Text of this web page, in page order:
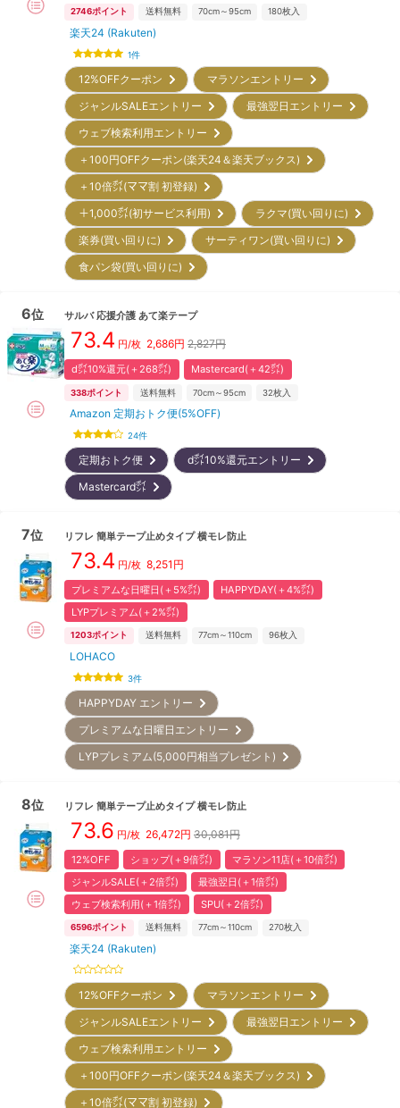
2746ポイント 送料無料 70cm～95cm 180枚入
楽天24 (Rakuten)
1件
12%OFFクーポン
マラソンエントリー
ジャンルSALEエントリー
最強翌日エントリー
ウェブ検索利用エントリー
＋100円OFFクーポン(楽天24＆楽天ブックス)
＋10倍㌽(ママ割 初登録)
＋1,000㌽(初サービス利用)
ラクマ(買い回りに)
楽券(買い回りに)
サーティワン(買い回りに)
食パン袋(買い回りに)
6位 サルバ 応援介護 あて楽テープ
73.4 円/枚 2,686円 2,827円
d㌽10%還元(＋268㌽) Mastercard(＋42㌽)
338ポイント 送料無料 70cm～95cm 32枚入
Amazon 定期おトク便(5%OFF)
24件
定期おトク便
d㌽10%還元エントリー
Mastercard㌽
7位 リフレ 簡単テープ止めタイプ 横モレ防止
73.4 円/枚 8,251 円
プレミアムな日曜日(＋5%㌽)
HAPPYDAY(＋4%㌽)
LYPプレミアム(＋2%㌽)
1203ポイント 送料無料 77cm～110cm 96枚入
LOHACO
3件
HAPPYDAY エントリー
プレミアムな日曜日エントリー
LYPプレミアム(5,000円相当プレゼント)
8位 リフレ 簡単テープ止めタイプ 横モレ防止
73.6 円/枚 26,472円 30,081円
12%OFF ショップ(＋9倍㌽)
マラソン11店(＋10倍㌽)
ジャンルSALE(＋2倍㌽)
最強翌日(＋1倍㌽)
ウェブ検索利用(＋1倍㌽)
SPU(＋2倍㌽)
6596ポイント 送料無料 77cm～110cm 270枚入
楽天24 (Rakuten)
12%OFFクーポン
マラソンエントリー
ジャンルSALEエントリー
最強翌日エントリー
ウェブ検索利用エントリー
＋100円OFFクーポン(楽天24＆楽天ブックス)
＋10倍㌽(ママ割 初登録)